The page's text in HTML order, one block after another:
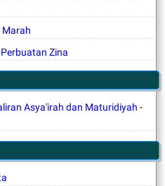
Marah
Zina
Asya'irah dan Maturidiyah -